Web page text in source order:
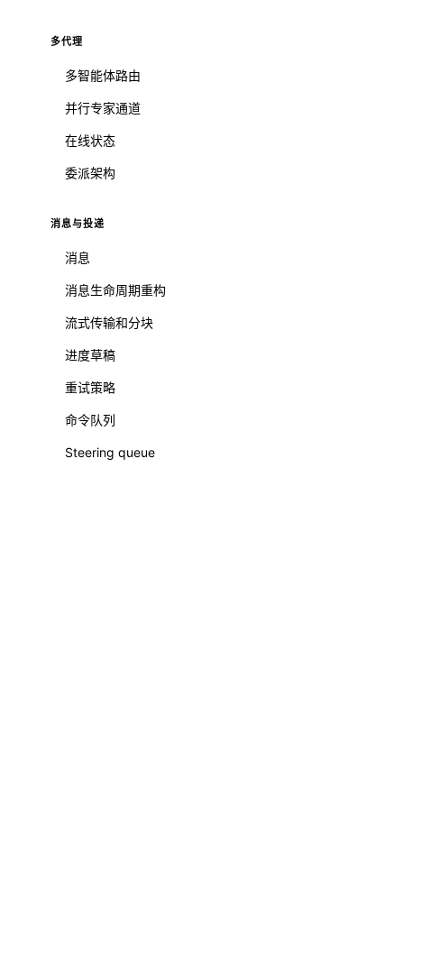
多代理
多智能体路由
并行专家通道
在线状态
委派架构
消息与投递
消息
消息生命周期重构
流式传输和分块
进度草稿
重试策略
命令队列
Steering queue